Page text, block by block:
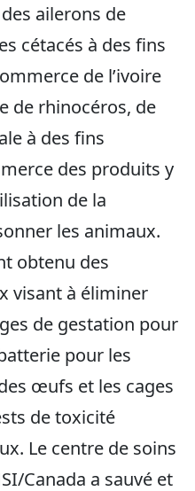
ailerons de
cétacés à des fins
de l’ivoire
de rhinocéros, de
à des fins
des produits y
de la
les animaux.
obtenu des
visant à éliminer
de gestation pour
pour les
œufs et les cages
de toxicité
Le centre de soins
Canada a sauvé et